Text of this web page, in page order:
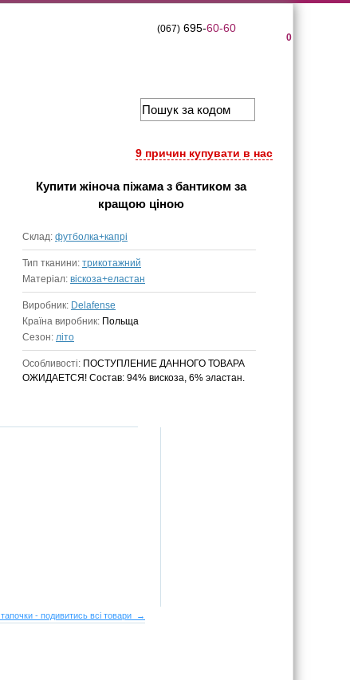
0
(067)695-60-60
9 причин купувати в нас
Купити жіноча піжама з бантиком за
кращою ціною
Склад: футболка+капрі
Тип тканини: трикотажний
Матеріал: віскоза+еластан
Виробник: Delafense
Країна виробник: Польща
Сезон: літо
Особливості: ПОСТУПЛЕНИЕ ДАННОГО ТОВАРА
ОЖИДАЕТСЯ! Состав: 94% вискоза, 6% эластан.
тапочки - подивитись всі товари →